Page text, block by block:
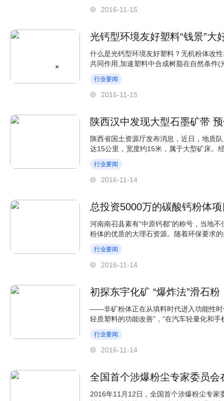
2016-11-15
光钙型环境友好塑料“钱景”大
什么是光钙型环境友好塑料？无机粉体改
共同作用,加速塑料中合成树脂在自然条件
堆肥、焚烧...
行业要闻
2016-11-15
陕西汉中发现大型石墨矿带
陕西省国土资源厅发布消息，近日，地质
达15公里，宽度约15米，属于大型矿床。
吨。“在咱们陕西省来说...
行业要闻
2016-11-14
总投资5000万的碳酸钙粉体项
河南南召县素有“中原钙都”的称号，当地
粉体的优质的大理石资源。随着环保要求
企业生产随时面...
行业要闻
2016-11-14
初探东宇化矿 “爆炸法”滑石粉
——非矿粉体正在从填料时代进入功能性时
轻质塑料的功能改善”，“在汽车轻量化和
东宇化矿）华南营...
行业要闻
2016-11-14
全国首个涉爆粉尘专家委员会
2016年11月12日，全国首个涉爆粉尘专
×